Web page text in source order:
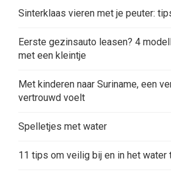
Sinterklaas vieren met je peuter:
Eerste gezinsauto leasen? 4
met een kleintje
Met kinderen naar Suriname, een
vertrouwd voelt
Spelletjes met water
11 tips om veilig bij en in het water